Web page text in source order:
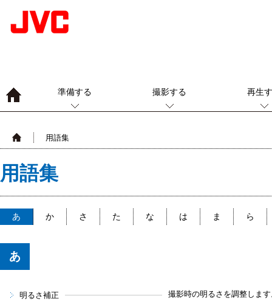
準備する 撮影する 再生
用語集
用語集
あ か さ た な は ま ら
あ
明るさ補正 撮影時の明るさを調整しま